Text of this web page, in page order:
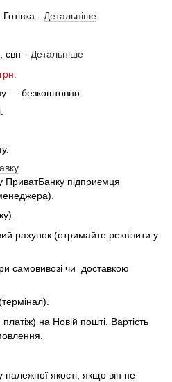
- Детальніше
- Детальніше
— безкоштовно.
ПриватБанку підприємця
рахунок (отримайте реквізити у
самовивозі чи доставкою
на Новій пошті. Вартість
якості, якщо він не